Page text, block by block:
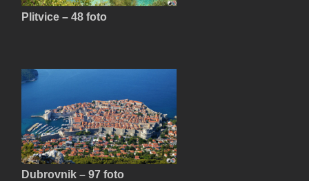
Plitvice – 48 foto
Dubrovnik – 97 foto